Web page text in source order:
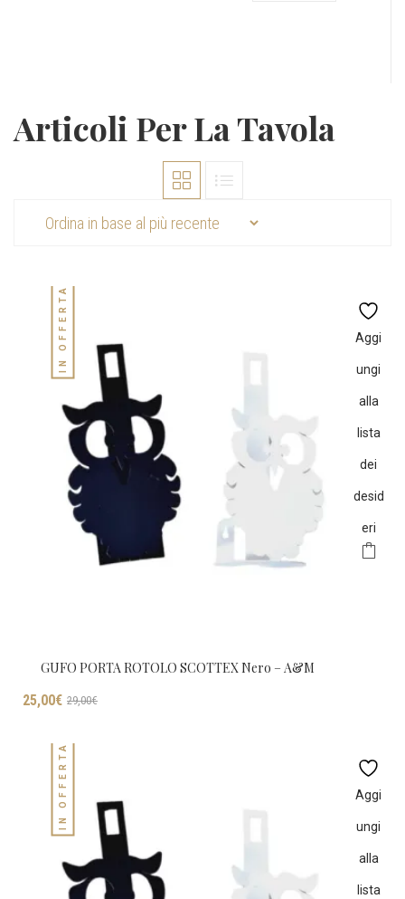
Articoli Per La Tavola
IN OFFERTA! Aggi
ungi
alla
lista
dei
desid
eri
GUFO PORTA ROTOLO SCOTTEX Nero – A&M
29,00€
Il
29,00€.
25,00€Il
è:
25,00€.
IN OFFERTA! Aggi
ungi
alla
lista